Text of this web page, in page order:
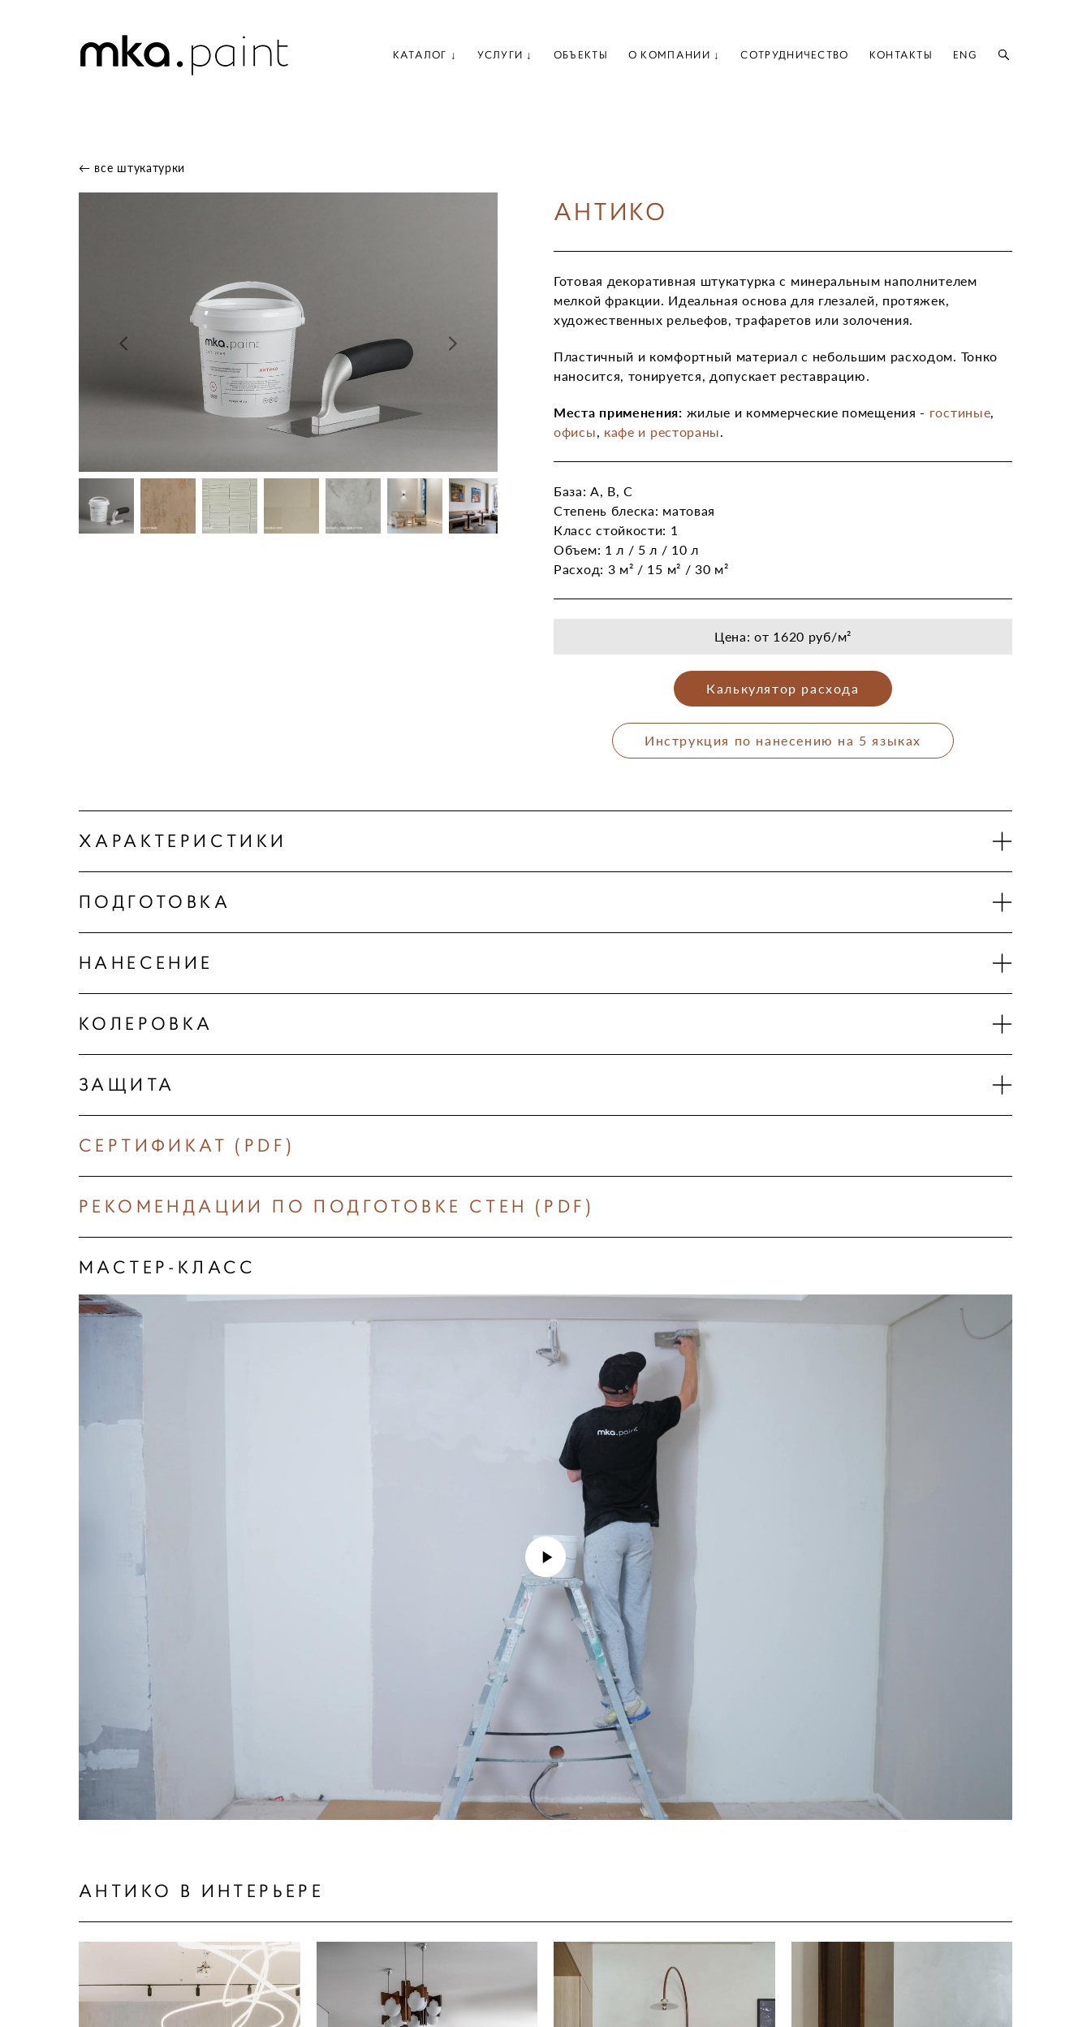
КАТАЛОГ ↓ УСЛУГИ ↓ ОБЪЕКТЫ О КОМПАНИИ ↓ СОТРУДНИЧЕСТВО КОНТАКТЫ ENG
← все штукатурки
АНТИКО
Готовая декоративная штукатурка с минеральным наполнителем
мелкой фракции. Идеальная основа для глезалей, протяжек,
художественных рельефов, трафаретов или золочения.
Пластичный и комфортный материал с небольшим расходом. Тонко
наносится, тонируется, допускает реставрацию.
Места применения: жилые и коммерческие помещения - гостиные,
офисы, кафе и рестораны.
База: А, B, С
Степень блеска: матовая
Класс стойкости: 1
Объем: 1 л / 5 л / 10 л
Расход: 3 м² / 15 м² / 30 м²
Цена: от 1620 руб/м²
Калькулятор расхода
Инструкция по нанесению на 5 языках
ХАРАКТЕРИСТИКИ
ПОДГОТОВКА
НАНЕСЕНИЕ
КОЛЕРОВКА
ЗАЩИТА
СЕРТИФИКАТ (PDF)
РЕКОМЕНДАЦИИ ПО ПОДГОТОВКЕ СТЕН (PDF)
МАСТЕР-КЛАСС
АНТИКО В ИНТЕРЬЕРЕ